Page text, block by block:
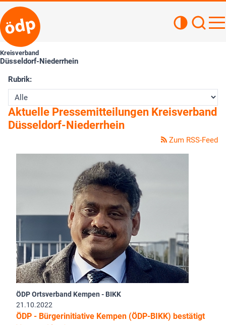
Kreisverband
Düsseldorf-Niederrhein
Rubrik:
Aktuelle Pressemitteilungen Kreisverband
Düsseldorf-Niederrhein
Zum RSS-Feed
ÖDP Ortsverband Kempen - BIKK
21.10.2022
ÖDP - Bürgerinitiative Kempen (ÖDP-BIKK) bestätigt